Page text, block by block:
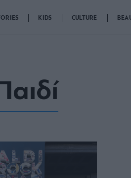
KIDS CULTURE